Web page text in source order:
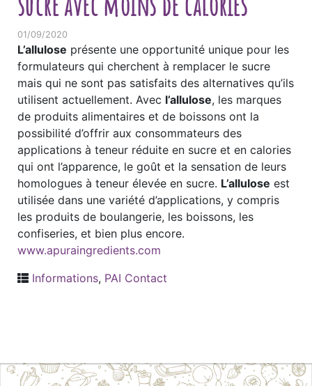
01/09/2020
L’allulose présente une opportunité unique pour les
formulateurs qui cherchent à remplacer le sucre
mais qui ne sont pas satisfaits des alternatives qu’ils
utilisent actuellement. Avec l’allulose, les marques
de produits alimentaires et de boissons ont la
possibilité d’offrir aux consommateurs des
applications à teneur réduite en sucre et en calories
qui ont l’apparence, le goût et la sensation de leurs
homologues à teneur élevée en sucre. L’allulose est
utilisée dans une variété d’applications, y compris
les produits de boulangerie, les boissons, les
confiseries, et bien plus encore.
www.apuraingredients.com
Informations, PAI Contact